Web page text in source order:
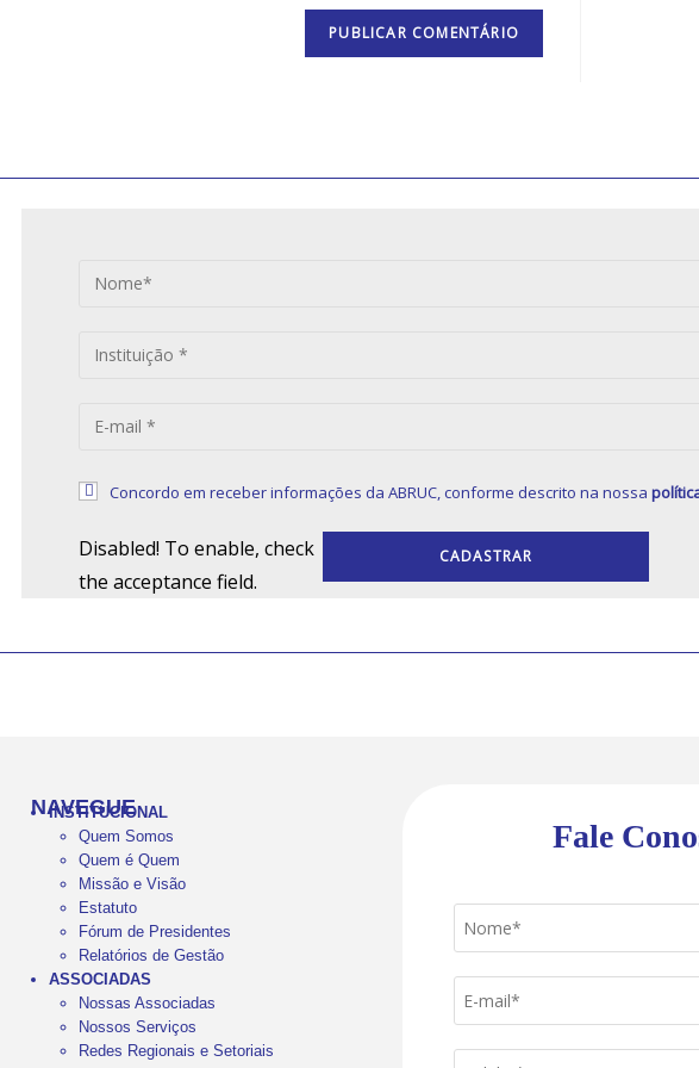
Concordo em receber informações da ABRUC, conforme descrito na nossa
Disabled! To enable, check
the acceptance field.
NAVEGUE
INSTITUCIONAL
Quem Somos
Quem é Quem
Missão e Visão
Estatuto
Fórum de Presidentes
Relatórios de Gestão
ASSOCIADAS
Nossas Associadas
Nossos Serviços
Redes Regionais e Setoriais
Fale